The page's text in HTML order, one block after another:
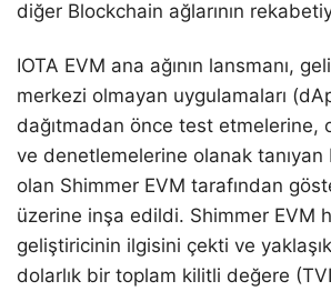
diğer Blockchain ağlarının
IOTA EVM ana ağının lansmanı,
merkezi olmayan uygulamaları
dağıtmadan önce test etmelerine,
ve denetlemelerine olanak tanıyan
olan Shimmer EVM tarafından
üzerine inşa edildi. Shimmer EVM
geliştiricinin ilgisini çekti ve
dolarlık bir toplam kilitli değere